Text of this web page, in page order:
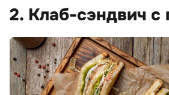
2. Клаб-сэндвич с